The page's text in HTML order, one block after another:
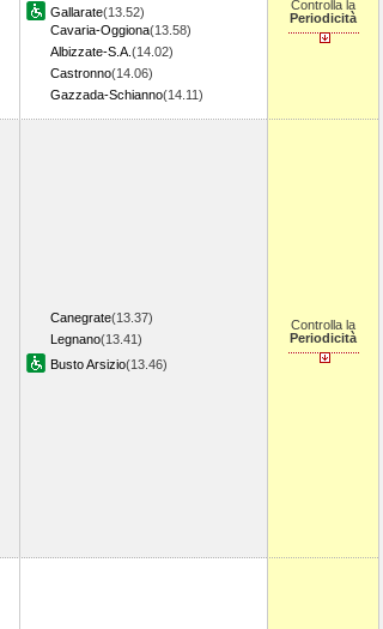
Gallarate(13.52)
Cavaria-Oggiona(13.58)
Albizzate-S.A. (14.02)
Castronno(14.06)
Gazzada-Schianno(14.11)
Controlla la
Periodicità
Canegrate(13.37)
Legnano(13.41)
Busto Arsizio(13.46)
Controlla la
Periodicità